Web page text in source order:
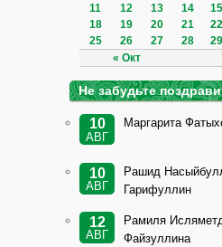
« Окт
11
12 13 14 15
18
19 20 21 22
25
26 27 28 29
Не забудьте
10
АВГ
Маргарита
10
АВГ
Рашид
Гарифуллин
12
АВГ
Рамиля
Файзуллина